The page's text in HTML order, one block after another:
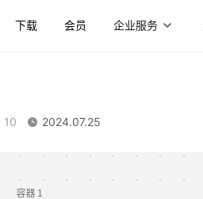
下载 会员 企业服务
10 2024.07.25